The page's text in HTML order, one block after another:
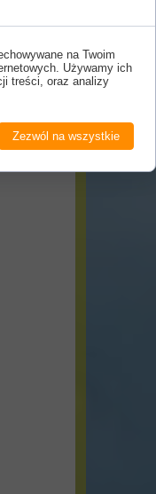
na Twoim
Używamy ich
treści, oraz analizy
Zezwól na wszystkie